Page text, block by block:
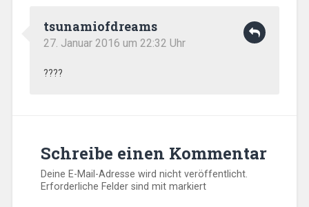
tsunamiofdreams
27. Januar 2016 um 22:32 Uhr
????
Schreibe einen Kommentar
Deine E-Mail-Adresse wird nicht veröffentlicht.
Erforderliche Felder sind mitmarkiert